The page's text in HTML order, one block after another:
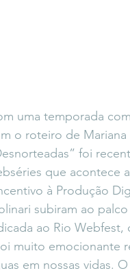
uma temporada
o roteiro de Mariana
foi
que acontece
à Produção
subiram ao
ao Rio
muito emocionante
em nossas vidas.